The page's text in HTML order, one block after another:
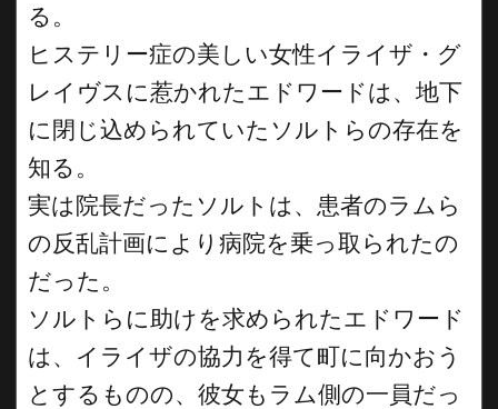
る。
ヒステリー症の美しい女性イライザ・グ
レイヴスに惹かれたエドワードは、地下
に閉じ込められていたソルトらの存在を
知る。
実は院長だったソルトは、患者のラムら
の反乱計画により病院を乗っ取られたの
だった。
ソルトらに助けを求められたエドワード
は、イライザの協力を得て町に向かおう
とするものの、彼女もラム側の一員だっ